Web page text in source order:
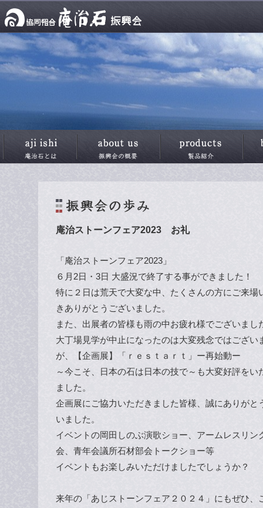
庵治ストーンフェア2023 お礼
「庵治ストーンフェア2023」
６月2日・3日 大盛況で終了する事ができました！
特に２日は荒天で大変な中、たくさんの方にご来場
きありがとうございました。
また、出展者の皆様も雨の中お疲れ様でございまし
大丁場見学が中止になったのは大変残念ではござい
が、【企画展】「ｒｅｓｔａｒｔ」ー再始動ー
～今こそ、日本の石は日本の技で～も大変好評をい
ました。
企画展にご協力いただきました皆様、誠にありがと
いました。
イベントの岡田しのぶ演歌ショー、アームレスリン
会、青年会議所石材部会トークショー等
イベントもお楽しみいただけましたでしょうか？
来年の「あじストーンフェア２０２４」にもぜひ、